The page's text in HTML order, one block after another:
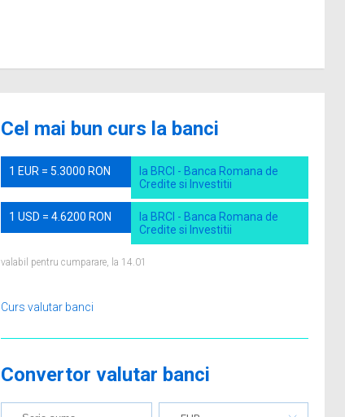
Cel mai bun curs la banci
1 EUR = 5.3000 RON
la BRCI - Banca Romana de
Credite si Investitii
1 USD = 4.6200 RON
la BRCI - Banca Romana de
Credite si Investitii
valabil pentru cumparare, la 14.01
Curs valutar banci
Convertor valutar banci